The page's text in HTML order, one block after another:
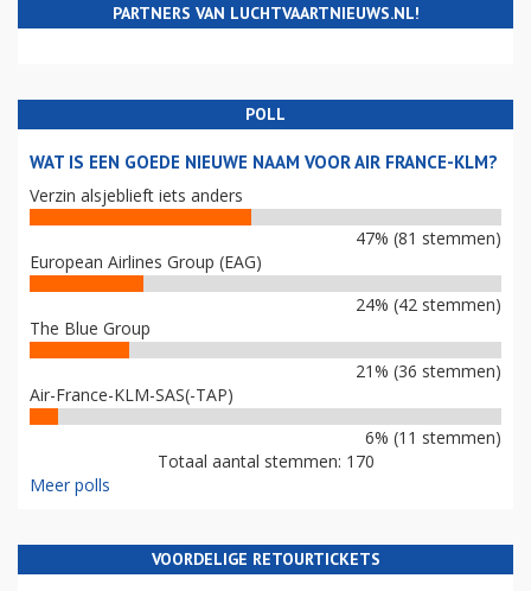
PARTNERS VAN LUCHTVAARTNIEUWS.NL!
POLL
WAT IS EEN GOEDE NIEUWE NAAM VOOR AIR FRANCE-KLM?
Verzin alsjeblieft iets anders
47% (81 stemmen)
European Airlines Group (EAG)
24% (42 stemmen)
The Blue Group
21% (36 stemmen)
Air-France-KLM-SAS(-TAP)
6% (11 stemmen)
Totaal aantal stemmen: 170
Meer polls
VOORDELIGE RETOURTICKETS